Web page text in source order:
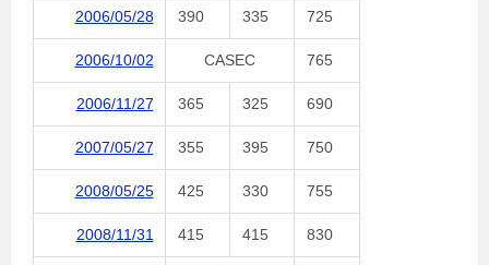
2006/05/28 390 335 725
2006/10/02 CASEC 765
2006/11/27 365 325 690
2007/05/27 355 395 750
2008/05/25 425 330 755
2008/11/31 415 415 830